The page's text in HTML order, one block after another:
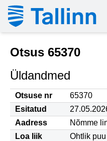
Otsus 65370
Üldandmed
Otsuse nr
65370
Esitatud
Aadress
Nõmme
Loa liik
Ohtlik